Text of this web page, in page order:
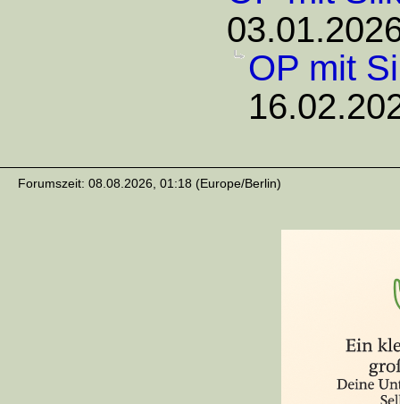
OP mit
Forumszeit: 08.08.2026, 01:18 (Europe/Berlin)